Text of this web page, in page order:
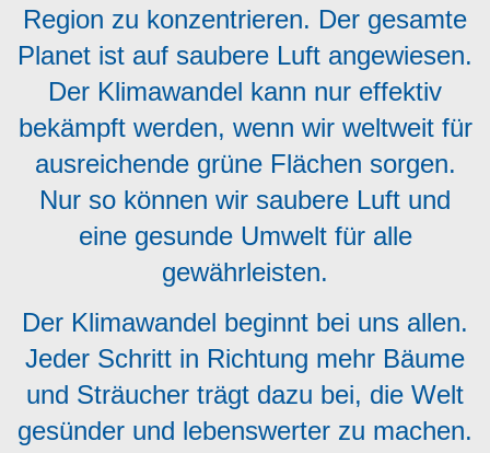
Region zu konzentrieren. Der gesamte
Planet ist auf saubere Luft angewiesen.
Der Klimawandel kann nur effektiv
bekämpft werden, wenn wir weltweit für
ausreichende grüne Flächen sorgen.
Nur so können wir saubere Luft und
eine gesunde Umwelt für alle
gewährleisten.
Der Klimawandel beginnt bei uns allen.
Jeder Schritt in Richtung mehr Bäume
und Sträucher trägt dazu bei, die Welt
gesünder und lebenswerter zu machen.